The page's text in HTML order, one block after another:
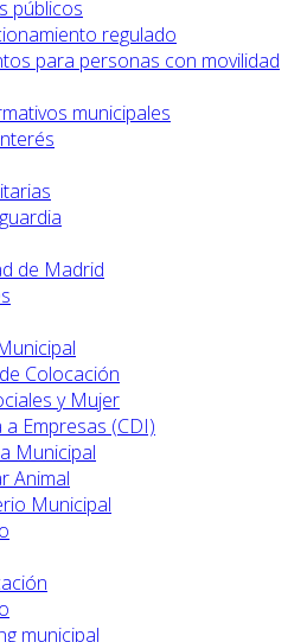
públicos
regulado
para personas con movilidad
municipales
de Madrid
Colocación
y Mujer
Empresas (CDI)
Municipal
Animal
Municipal
municipal